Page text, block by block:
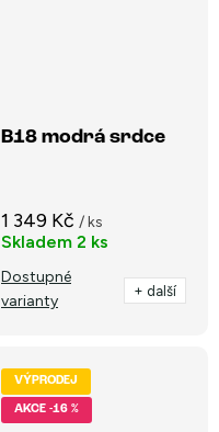
B18 modrá srdce
1 349 Kč / ks
Skladem 2 ks
Dostupné
varianty
+ další
VÝPRODEJ
-16 %